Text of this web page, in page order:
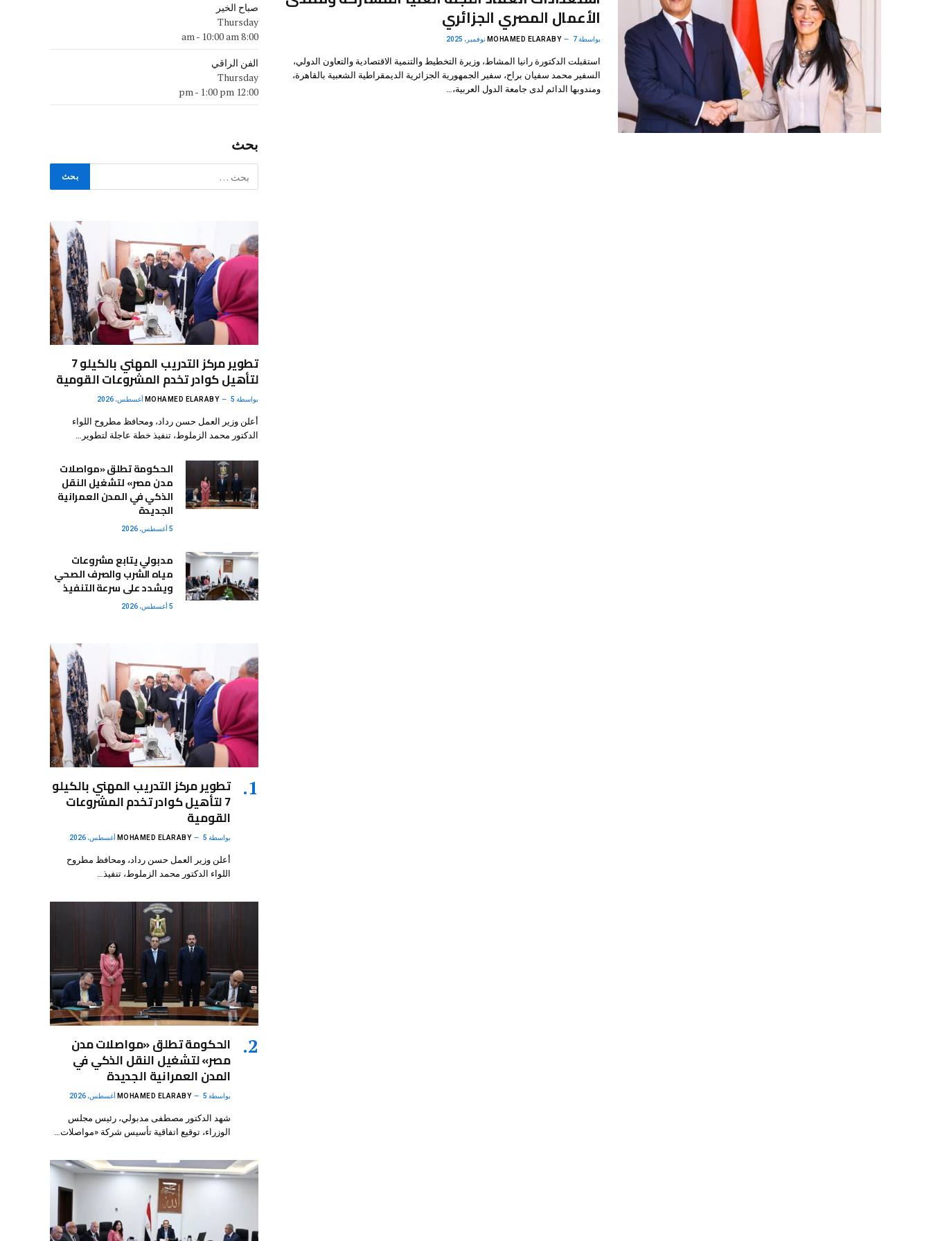
الأعمال المصري الجزائري
بواسطة MOHAMED ELARABY 7 نوفمبر، 2025
استقبلت الدكتورة رانيا المشاط، وزيرة التخطيط والتنمية الاقتصادية والتعاون الدولي،
السفير محمد سفيان براح، سفير الجمهورية الجزائرية الديمقراطية الشعبية بالقاهرة،
ومندوبها الدائم لدى جامعة الدول العربية،…
صباح الخير
Thursday
8:00 am
- 10:00 am
الفن الراقي
Thursday
12:00 pm
- 1:00 pm
بحث
تطوير مركز التدريب المهني بالكيلو 7
لتأهيل كوادر تخدم المشروعات القومية
بواسطة MOHAMED ELARABY 5 أغسطس، 2026
أعلن وزير العمل حسن رداد، ومحافظ مطروح اللواء
الدكتور محمد الزملوط، تنفيذ خطة عاجلة لتطوير…
الحكومة تطلق «مواصلات
مدن مصر» لتشغيل النقل
الذكي في المدن العمرانية
الجديدة
5 أغسطس، 2026
مدبولي يتابع مشروعات
مياه الشرب والصرف الصحي
ويشدد على سرعة التنفيذ
5 أغسطس، 2026
تطوير مركز التدريب المهني بالكيلو
7 لتأهيل كوادر تخدم المشروعات
القومية
بواسطة MOHAMED ELARABY 5 أغسطس، 2026
أعلن وزير العمل حسن رداد، ومحافظ مطروح
اللواء الدكتور محمد الزملوط، تنفيذ…
الحكومة تطلق «مواصلات مدن
مصر» لتشغيل النقل الذكي في
المدن العمرانية الجديدة
بواسطة MOHAMED ELARABY 5 أغسطس، 2026
شهد الدكتور مصطفى مدبولي، رئيس مجلس
الوزراء، توقيع اتفاقية تأسيس شركة «مواصلات…